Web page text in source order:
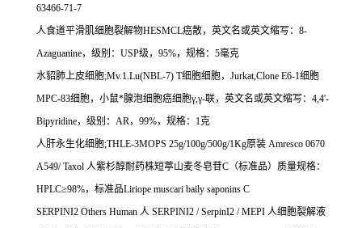
63466-71-7
人食道平滑肌细胞裂解物HESMCL癌散，英文名或英文缩写： 8-
Azaguanine，级别： USP级， 95%，规格： 5毫克
水貂肺上皮细胞;Mv.1.Lu(NBL-7) T细胞细胞， Jurkat,Clone E6-1细胞
MPC-83细胞，小鼠*腺泡细胞癌细胞γ,γ-联，英文名或英文缩写： 4,4'-
Bipyridine，级别： AR， 99%，规格： 1克
人肝永生化细胞;THLE-3MOPS 25g/100g/500g/1Kg原装 Amresco 0670
A549/ Taxol 人紫杉醇耐药株短葶山麦冬皂苷C （标准品）质量规格：
HPLC≥98%，标准品Liriope muscari baily saponins C
SERPINI2 Others Human 人 SERPINI2 / SerpinI2 / MEPI 人细胞裂解液